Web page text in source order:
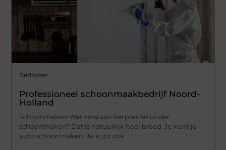
Bedrijven
Professioneel schoonmaakbedrijf Noord-
Holland
Schoonmaken Wat verstaan we precies onder
schoonmaken? Dat is natuurlijk heel breed. Je kunt je
auto schoonmaken. Je kunt ook